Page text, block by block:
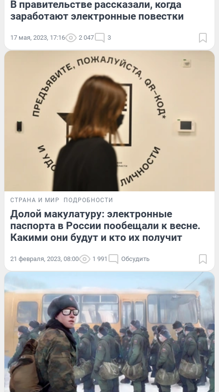
В правительстве рассказали, когда
заработают электронные повестки
17 мая, 2023, 17:16 2 047 3
СТРАНА И МИР ПОДРОБНОСТИ
Долой макулатуру: электронные
паспорта в России пообещали к весне.
Какими они будут и кто их получит
21 февраля, 2023, 08:00 1 991 Обсудить